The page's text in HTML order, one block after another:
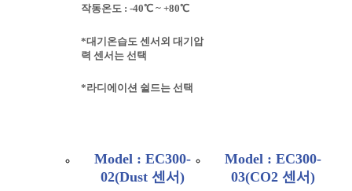
작동온도 : -40℃ ~ +80℃
*대기온습도 센서외 대기압
력 센서는 선택
*라디에이션 쉴드는 선택
Model : EC300-
02(Dust 센서)
Model : EC300-
03(CO2 센서)